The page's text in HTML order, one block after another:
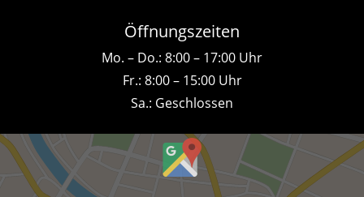
Öffnungszeiten
Mo. – Do.: 8:00 – 17:00 Uhr
Fr.: 8:00 – 15:00 Uhr
Sa.: Geschlossen
Inhalt
von